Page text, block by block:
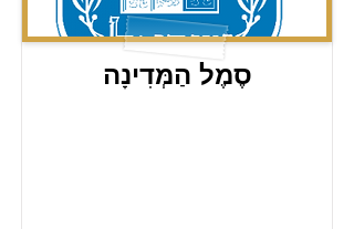
סֶמֶל הַמְּדִינָה